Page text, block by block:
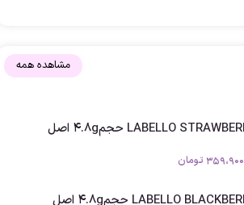
مشاهده همه
359،900 تومان